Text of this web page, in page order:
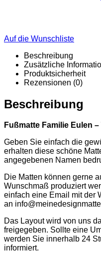
Auf die Wunschliste
Beschreibung
Zusätzliche
Produktsicherheit
Rezensionen (0)
Beschreibung
Fußmatte Familie Eulen
Geben Sie einfach die
erhalten diese schöne
angegebenen Namen
Die Matten können gerne
Wunschmaß produziert
einfach eine Email mit der
an
Das Layout wird von uns
freigegeben. Sollte eine
werden Sie innerhalb 24
informiert.